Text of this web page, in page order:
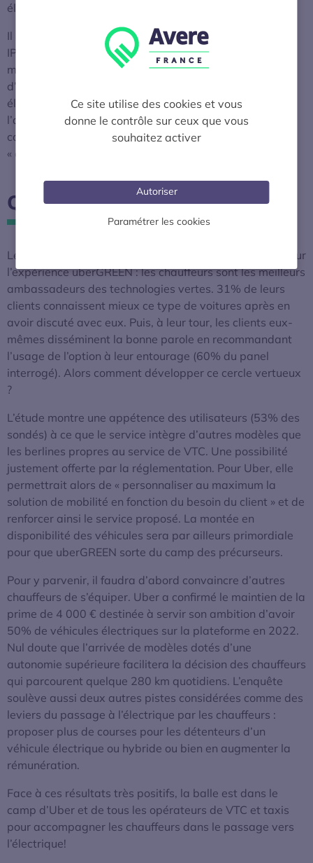
Ce site utilise des cookies et vous
donne le contrôle sur ceux que vous
souhaitez activer
Autoriser
Paramétrer les cookies
électriques est rassurante ».
Il reste encore des a priori à lever. Tout comme l’étude
IPSOS sur les Français et la mobilité électrique l’avait
montré, les chauffeurs VTC souffrent encore d’un déficit
d’information et certains confondent même hybrides et
électriques. Il faut y ajouter encore des réserves sur
l’autonomie des batteries, d’où l’importance de
communiquer sur les réseaux de bornes de recharge
« accélérée » et rapide en Ile-de-France.
Quelles perspectives ?
Les constats bien connus de la filière se vérifient aussi sur
l’expérience uberGREEN : les chauffeurs sont les meilleurs
ambassadeurs des technologies vertes. 31% de leurs
clients connaissent mieux ce type de voitures après en
avoir discuté avec eux. Puis, à leur tour, les clients eux-
mêmes disséminent la bonne parole en recommandant
l’usage de l’option à leur entourage (60% du panel
interrogé). Alors comment développer ce cercle vertueux
?
L’étude montre une appétence des utilisateurs (53% des
sondés) à ce que le service intègre d’autres modèles que
les berlines propres au service de VTC. Une possibilité
justement offerte par la réglementation. Pour Uber, elle
permettrait alors de « personnaliser au maximum la
solution de mobilité en fonction du besoin du client » et de
renforcer ainsi le service proposé. La montée en
disponibilité des véhicules sera par ailleurs primordiale
pour que uberGREEN sorte du camp des précurseurs.
Pour y parvenir, il faudra d’abord convaincre d’autres
chauffeurs de s’équiper. Uber a confirmé le maintien de la
prime de 4 000 € destinée à servir son ambition d’avoir
50% de véhicules électriques sur la plateforme en 2022.
Nul doute que l’arrivée de modèles dotés d’une
autonomie supérieure facilitera la décision des chauffeurs
qui parcourent quelque 280 km quotidiens. L’enquête
soulève aussi deux autres pistes considérées comme des
leviers du passage à l’électrique par les chauffeurs :
proposer plus de courses pour les détenteurs d’un
véhicule électrique ou hybride ou bien en augmenter la
rémunération.
Face à ces résultats très positifs, la balle est dans le
camp d’Uber et de tous les opérateurs de VTC et taxis
pour accompagner les chauffeurs dans le passage vers
l’électrique!